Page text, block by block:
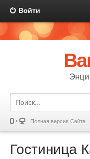
Войти
Полная версия Сайта
Гостиница